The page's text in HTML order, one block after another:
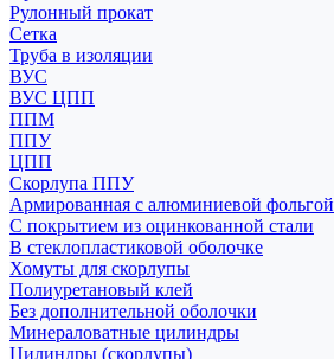
Рулонный прокат
Сетка
Труба в изоляции
ВУС
ВУС ЦПП
ППМ
ППУ
ЦПП
Скорлупа ППУ
Армированная с алюминиевой фольгой
С покрытием из оцинкованной стали
В стеклопластиковой оболочке
Хомуты для скорлупы
Полиуретановый клей
Без дополнительной оболочки
Минераловатные цилиндры
Цилиндры (скорлупы)